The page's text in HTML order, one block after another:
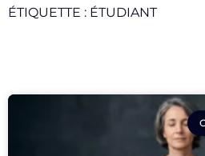
ÉTIQUETTE : ÉTUDIANT